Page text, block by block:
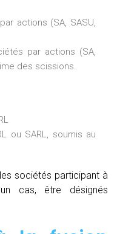
actions (SA, SASU,
par actions (SA,
des scissions.
ou SARL, soumis au
sociétés participant à
cas, être désignés